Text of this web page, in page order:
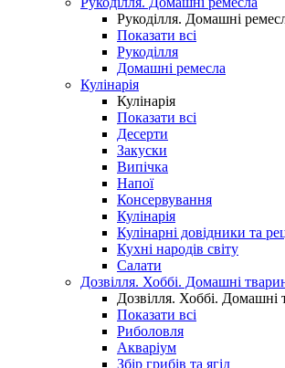
Рукоділля. Домашні
Показати всі
Рукоділля
Домашні ремесла
Кулінарія
Кулінарія
Показати всі
Десерти
Закуски
Випічка
Напої
Консервування
Кулінарія
Кулінарні довідники та
Кухні народів світу
Салати
Дозвілля. Хоббі. Домашні
Дозвілля. Хоббі. Домашні
Показати всі
Риболовля
Акваріум
Збір грибів та ягід